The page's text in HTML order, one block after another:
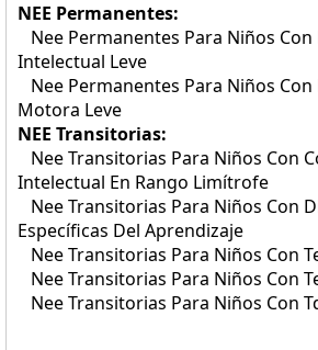
NEE Permanentes:
Nee Permanentes Para Niños
Intelectual Leve
Nee Permanentes Para Niños
Motora Leve
NEE Transitorias:
Nee Transitorias Para Niños Con
Intelectual En Rango Limítrofe
Nee Transitorias Para Niños Con
Específicas Del Aprendizaje
Nee Transitorias Para Niños Con
Nee Transitorias Para Niños Con
Nee Transitorias Para Niños Con